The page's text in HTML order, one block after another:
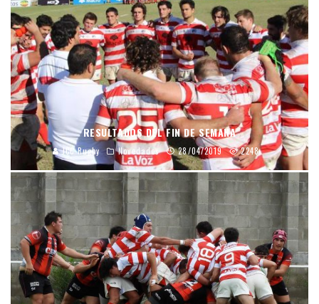
RESULTADOS DEL FIN DE SEMANA
JCC Rugby Novedades 28/04/2019 2248